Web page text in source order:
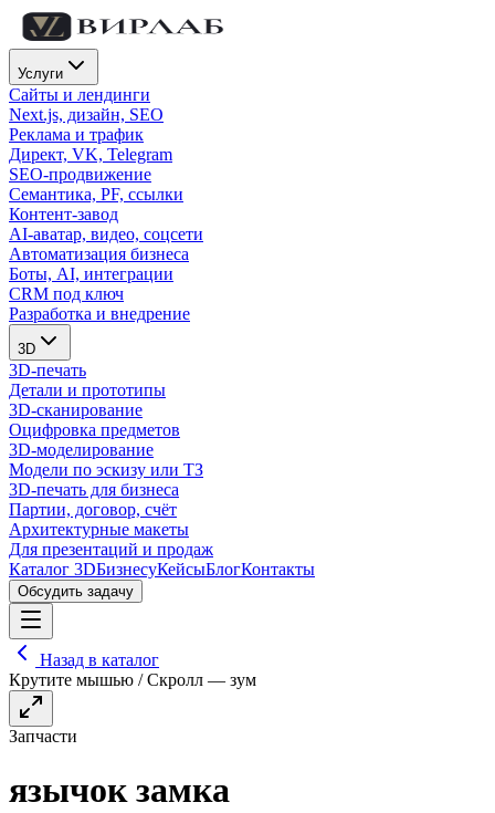
Услуги
Сайты и лендинги
Next.js, дизайн, SEO
Реклама и трафик
Директ, VK, Telegram
SEO-продвижение
Семантика, PF, ссылки
Контент-завод
AI-аватар, видео, соцсети
Автоматизация бизнеса
Боты, AI, интеграции
CRM под ключ
Разработка и внедрение
3D
3D-печать
Детали и прототипы
3D-сканирование
Оцифровка предметов
3D-моделирование
Модели по эскизу или ТЗ
3D-печать для бизнеса
Партии, договор, счёт
Архитектурные макеты
Для презентаций и продаж
Каталог 3DБизнесуКейсыБлогКонтакты
Обсудить задачу
Назад в каталог
Крутите мышью / Скролл — зум
Запчасти
язычок замка